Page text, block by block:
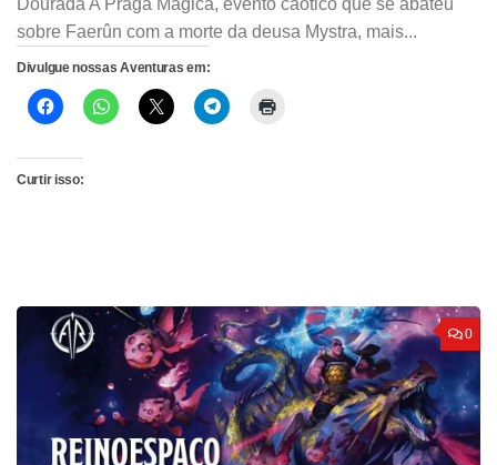
sobre Faerûn com a morte da deusa Mystra, mais...
Divulgue nossas Aventuras em:
Curtir isso:
0